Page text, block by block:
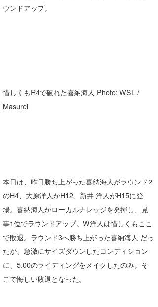
ウンドアップ。
惜しくもR4で破れた喜納海人 Photo: WSL /
Masurel
本日は、昨日勝ち上がった喜納海人がラウンド2
のH4、大原洋人がH12、新井 洋人がH15に登
場。喜納海人がローカルナレッジを発揮し、見
事1位でラウンドアップ。W洋人は惜しくもここ
で敗退。ラウンド3へ勝ち上がった喜納海人 だっ
たが、急激にサイズダウンしたコンディション
に、5.00のライディングをメイクしたのみ。そ
こで悔しい敗退となった。